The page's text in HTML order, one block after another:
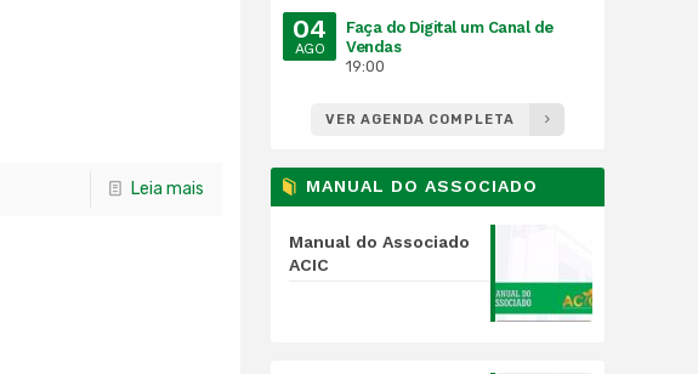
Leia mais
04
AGO
Faça do Digital um Canal de
Vendas
19:00
VER AGENDA COMPLETA
MANUAL DO ASSOCIADO
Manual do Associado
ACIC